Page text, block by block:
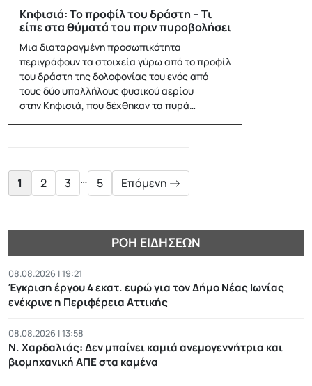
Κηφισιά: Το προφίλ του δράστη – Τι
είπε στα θύματά του πριν πυροβολήσει
Μια διαταραγμένη προσωπικότητα
περιγράφουν τα στοιχεία γύρω από το προφίλ
του δράστη της δολοφονίας του ενός από
τους δύο υπαλλήλους φυσικού αερίου
στην Κηφισιά, που δέχθηκαν τα πυρά…
1 2 3 … 5 Επόμενη
ΡΟΉ ΕΙΔΉΣΕΩΝ
08.08.2026 | 19:21
Έγκριση έργου 4 εκατ. ευρώ για τον Δήμο Νέας Ιωνίας
ενέκρινε η Περιφέρεια Αττικής
08.08.2026 | 13:58
Ν. Χαρδαλιάς: Δεν μπαίνει καμιά ανεμογεννήτρια και
βιομηχανική ΑΠΕ στα καμένα